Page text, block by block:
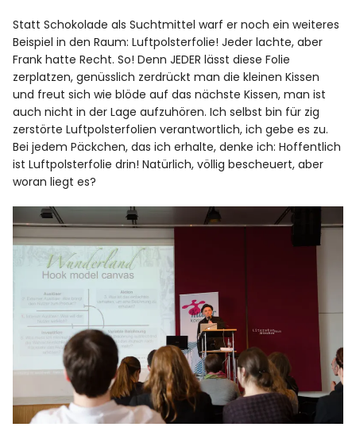
Statt Schokolade als Suchtmittel warf er noch ein weiteres
Beispiel in den Raum: Luftpolsterfolie! Jeder lachte, aber
Frank hatte Recht. So! Denn JEDER lässt diese Folie
zerplatzen, genüsslich zerdrückt man die kleinen Kissen
und freut sich wie blöde auf das nächste Kissen, man ist
auch nicht in der Lage aufzuhören. Ich selbst bin für zig
zerstörte Luftpolsterfolien verantwortlich, ich gebe es zu.
Bei jedem Päckchen, das ich erhalte, denke ich: Hoffentlich
ist Luftpolsterfolie drin! Natürlich, völlig bescheuert, aber
woran liegt es?